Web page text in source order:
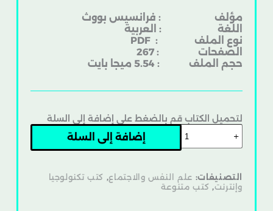
مؤلف : فرانسيس بووث
اللغة : العربية
نوع الملف: PDF
الصفحات : 267
حجم الملف : 5.54 ميجا بايت
لتحميل الكتاب قم بالضغط على إضافة إلى السلة
إضافة إلى السلة
التصنيفات: علم النفس والاجتماع, كتب تكنولوجيا
وإنترنت, كتب متنوعة